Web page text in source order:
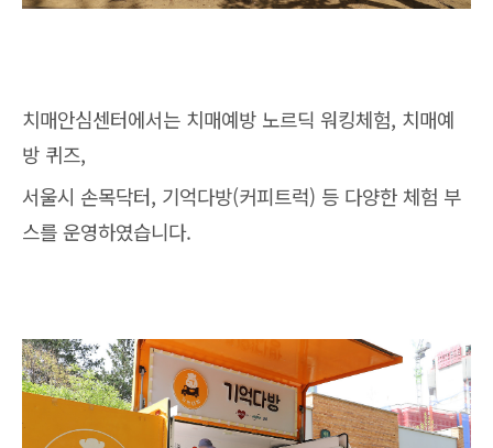
치매안심센터에서는 치매예방 노르딕 워킹체험, 치매예
방 퀴즈,
서울시 손목닥터, 기억다방(커피트럭) 등 다양한 체험 부
스를 운영하였습니다.